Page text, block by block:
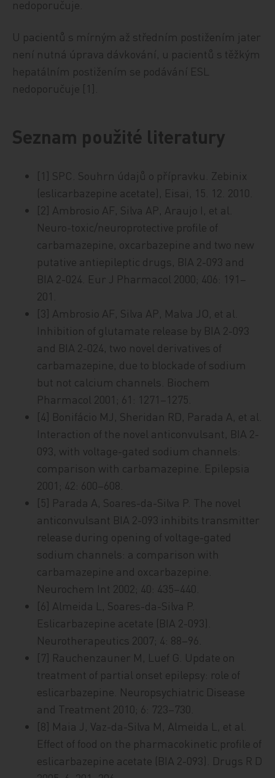
nedoporučuje.
U pacientů s mírným až středním postižením jater
není nutná úprava dávkování, u pacientů s těžkým
hepatálním postižením se podávání ESL
nedoporučuje [1].
Seznam použité literatury
[1] SPC. Souhrn údajů o přípravku. Zebinix
(eslicarbazepine acetate), Eisai, 15. 12. 2010.
[2] Ambrosio AF, Silva AP, Araujo I, et al.
Neuro-toxic/neuroprotective profile of
carbamazepine, oxcarbazepine and two new
putative antiepileptic drugs, BIA 2-093 and
BIA 2-024. Eur J Pharmacol 2000; 406: 191–
201.
[3] Ambrosio AF, Silva AP, Malva JO, et al.
Inhibition of glutamate release by BIA 2-093
and BIA 2-024, two novel derivatives of
carbamazepine, due to blockade of sodium
but not calcium channels. Biochem
Pharmacol 2001; 61: 1271–1275.
[4] Bonifácio MJ, Sheridan RD, Parada A, et al.
Interaction of the novel anticonvulsant, BIA 2-
093, with voltage-gated sodium channels:
comparison with carbamazepine. Epilepsia
2001; 42: 600–608.
[5] Parada A, Soares-da-Silva P. The novel
anticonvulsant BIA 2-093 inhibits transmitter
release during opening of voltage-gated
sodium channels: a comparison with
carbamazepine and oxcarbazepine.
Neurochem Int 2002; 40: 435–440.
[6] Almeida L, Soares-da-Silva P.
Eslicarbazepine acetate (BIA 2-093).
Neurotherapeutics 2007; 4: 88–96.
[7] Rauchenzauner M, Luef G. Update on
treatment of partial onset epilepsy: role of
eslicarbazepine. Neuropsychiatric Disease
and Treatment 2010; 6: 723–730.
[8] Maia J, Vaz-da-Silva M, Almeida L, et al.
Effect of food on the pharmacokinetic profile of
eslicarbazepine acetate (BIA 2-093). Drugs R D